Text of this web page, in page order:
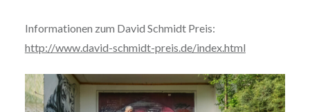
Informationen zum David Schmidt Preis:
http://www.david-schmidt-preis.de/index.html